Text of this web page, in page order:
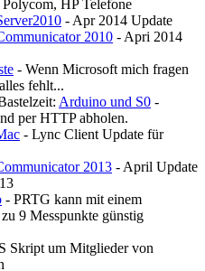
HP Telefone
- Apr 2014 Update
2010 - Apri 2014
- Wenn Microsoft mich fragen
fehlt...
Arduino und S0 -
per HTTP abholen.
- Lync Client Update für
2013 - April Update
- PRTG kann mit einem
9 Messpunkte günstig
Skript um Mitglieder von